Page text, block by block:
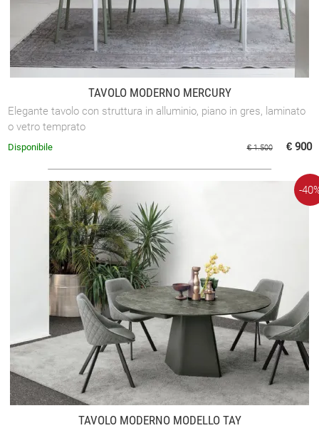
TAVOLO MODERNO MERCURY
Elegante tavolo con struttura in alluminio, piano in gres, laminato
o vetro temprato
€ 1.500 € 900
Disponibile
TAVOLO MODERNO MODELLO TAY
-